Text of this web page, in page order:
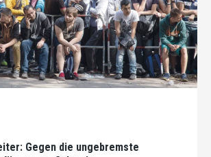
Gegen die ungebremste